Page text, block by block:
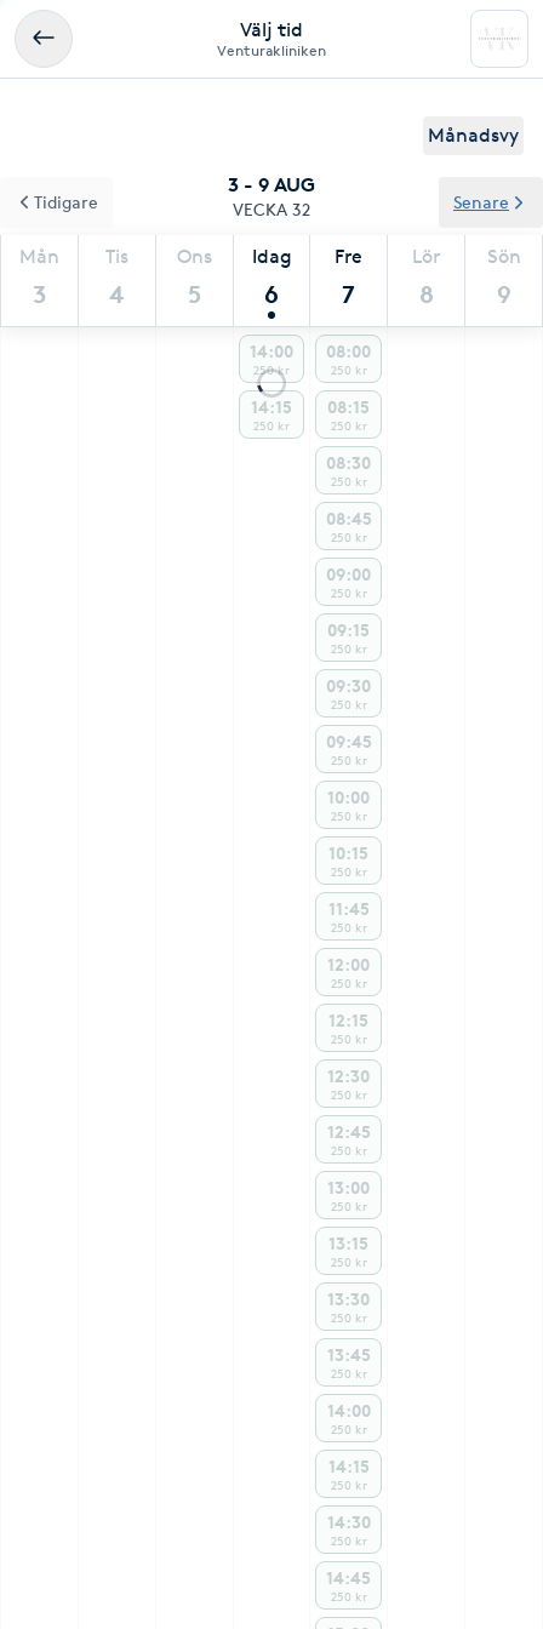
Välj tid
Venturakliniken
Månadsvy
3 - 9 AUG
VECKA 32
Mån
3
Tis
4
Ons
5
Idag
6
Fre
7
Lör
8
Sön
9
Tidigare Senare
14:00
250 kr
14:15
250 kr
08:00
250 kr
08:15
250 kr
08:30
250 kr
08:45
250 kr
09:00
250 kr
09:15
250 kr
09:30
250 kr
09:45
250 kr
10:00
250 kr
10:15
250 kr
11:45
250 kr
12:00
250 kr
12:15
250 kr
12:30
250 kr
12:45
250 kr
13:00
250 kr
13:15
250 kr
13:30
250 kr
13:45
250 kr
14:00
250 kr
14:15
250 kr
14:30
250 kr
14:45
250 kr